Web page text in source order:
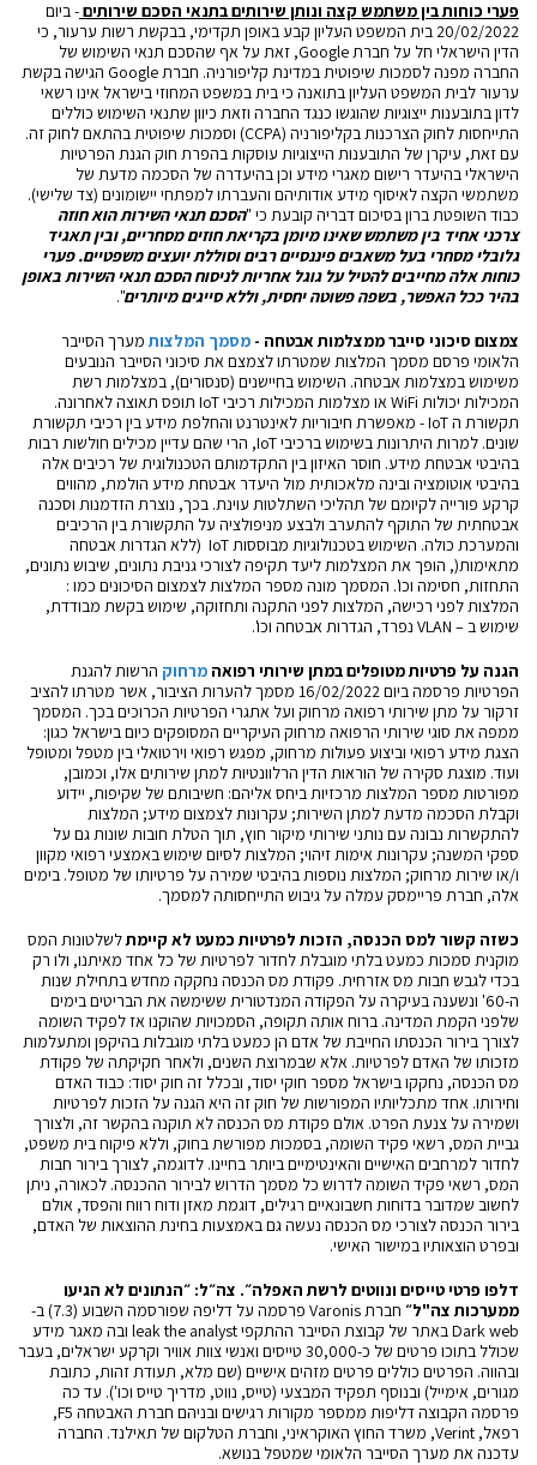
פערי כוחות בין משתמש קצה ונותן שירותים בתנאי הסכם שירותים- ביום
20/02/2022 בית המשפט העליון קבע באופן תקדימי, בבקשת רשות ערעור, כי
הדין הישראלי חל על חברת Google, זאת על אף שהסכם תנאי השימוש של
החברה מפנה לסמכות שיפוטית במדינת קליפורניה. חברת Google
הגישה בקשת
ערעורלבית המשפט העליון בתואנה כי בית במשפט המחוזי בישראל אינו רשאי
לדון בתובענות ייצוגיות שהוגשו כנגד החברה וזאת כיוון שתנאי השימוש כוללים
התייחסות לחוק הצרכנות בקליפורניה (CCPA) וסמכות שיפוטית בהתאם לחוק זה.
עם זאת, עיקרן של התובענות הייצוגיות עוסקות בהפרת חוק הגנת הפרטיות
הישראלי בהיעדר רישום מאגרי מידע וכן בהיעדרה של הסכמה מדעת של
משתמשי הקצה לאיסוף מידע אודותיהם והעברתו למפתחי יישומונים (צד שלישי).
כבוד השופטת ברון בסיכום דבריה קובעת כי "הסכם תנאי השירות הוא חוזה
צרכני אחיד בין משתמש שאינו מיומן בקריאת חוזים מסחריים, ובין תאגיד
גלובלי מסחרי בעל משאבים פיננסיים רבים וסוללת יועצים משפטיים. פערי
כוחות אלה מחייבים להטיל על גוגל אחריות לניסוח הסכם תנאי השירות באופן
בהיר ככל האפשר, בשפה פשוטה יחסית, וללא סייגים מיותרים".
צמצום סיכוני סייבר ממצלמות אבטחה - מסמך המלצותמערך הסייבר
הלאומי פרסם מסמך המלצות שמטרתו לצמצם את סיכוני הסייבר הנובעים
משימוש במצלמות אבטחה. השימוש בחיישנים (סנסורים), במצלמות רשת
המכילות יכולות WiFi או מצלמות המכילות רכיבי IoT תופס תאוצה לאחרונה.
תקשורת ה IoT - מאפשרת חיבוריות לאינטרנט והחלפת מידע בין רכיבי תקשורת
שונים. למרות היתרונות בשימוש ברכיבי IoT, הרי שהם עדיין מכילים חולשות רבות
בהיבטי אבטחת מידע. חוסר האיזון בין התקדמותם הטכנולוגית של רכיבים אלה
בהיבטי אוטומציה ובינה מלאכותית מול היעדר אבטחת מידע הולמת, מהווים
קרקע פורייה לקיומם של תהליכי השתלטות עוינת. בכך, נוצרת הזדמנות וסכנה
אבטחתית של התוקף להתערב ולבצע מניפולציה על התקשורת בין הרכיבים
והמערכת כולה. השימוש בטכנולוגיות מבוססות IoT (ללא הגדרות אבטחה
מתאימות(, הופך את המצלמות ליעד תקיפה לצורכי גניבת נתונים, שיבוש נתונים,
התחזות, חסימה וכו'. המסמך מונה מספר המלצות לצמצום הסיכונים כמו :
המלצות לפני רכישה, המלצות לפני התקנה ותחזוקה, שימוש בקשת מבודדת,
שימוש ב – VLAN נפרד, הגדרות אבטחה וכו'.
הגנה על פרטיות מטופלים במתן שירותי רפואה מרחוק הרשות להגנת
הפרטיות פרסמה ביום 16/02/2022 מסמך להערות הציבור, אשר מטרתו להציב
זרקור על מתן שירותי רפואה מרחוק ועל אתגרי הפרטיות הכרוכים בכך. המסמך
ממפה את סוגי שירותי הרפואה מרחוק העיקריים המסופקים כיום בישראל כגון:
הצגת מידע רפואי וביצוע פעולות מרחוק, מפגש רפואי וירטואלי בין מטפל ומטופל
ועוד. מוצגת סקירה של הוראות הדין הרלוונטיות למתן שירותים אלו, וכמובן,
מפורטות מספר המלצות מרכזיות ביחס אליהם: חשיבותם של שקיפות, יידוע
וקבלת הסכמה מדעת למתן השירות; עקרונות לצמצום מידע; המלצות
להתקשרות נבונה עם נותני שירותי מיקור חוץ, תוך הטלת חובות שונות גם על
ספקי המשנה; עקרונות אימות זיהוי; המלצות לסיום שימוש באמצעי רפואי מקוון
ו/או שירות מרחוק; המלצות נוספות בהיבטי שמירה על פרטיותו של מטופל. בימים
אלה, חברת פריימסק עמלה על גיבוש התייחסותה למסמך.
כשזה קשור למס הכנסה, הזכות לפרטיות כמעט לא קיימתלשלטונות המס
מוקנית סמכות כמעט בלתי מוגבלת לחדור לפרטיות של כל אחד מאיתנו, ולו רק
בכדי לגבש חבות מס אזרחית. פקודת מס הכנסה נחקקה מחדש בתחילת שנות
ה-60' ונשענה בעיקרה על הפקודה המנדטורית ששימשה את הבריטים בימים
שלפני הקמת המדינה. ברוח אותה תקופה, הסמכויות שהוקנו אז לפקיד השומה
לצורך בירור הכנסתו החייבת של אדם הן כמעט בלתי מוגבלות בהיקפן ומתעלמות
מזכותו של האדם לפרטיות. אלא שבמרוצת השנים, ולאחר חקיקתה של פקודת
מס הכנסה, נחקקו בישראל מספר חוקי יסוד, ובכלל זה חוק יסוד: כבוד האדם
וחירותו. אחד מתכליותיו המפורשות של חוק זה היא הגנה על הזכות לפרטיות
ושמירה על צנעת הפרט. אולם פקודת מס הכנסה לא תוקנה בהקשר זה, ולצורך
גביית המס, רשאי פקיד השומה, בסמכות מפורשת בחוק, וללא פיקוח בית משפט,
לחדור למרחבים האישיים והאינטימיים ביותר בחיינו. לדוגמה, לצורך בירור חבות
המס, רשאי פקיד השומה לדרוש כל מסמך הדרוש לבירור ההכנסה. לכאורה, ניתן
לחשוב שמדובר בדוחות חשבונאיים רגילים, דוגמת מאזן ודוח רווח והפסד, אולם
בירור הכנסה לצורכי מס הכנסה נעשה גם באמצעות בחינת ההוצאות של האדם,
ובפרט הוצאותיו במישור האישי.
דלפו פרטי טייסים ונווטים לרשת האפלה״. צה״ל: ״הנתונים לא הגיעו
ממערכות צה"ל״
חברת Varonis פרסמה על דליפה שפורסמה השבוע (7.3) ב-
Dark web באתר של קבוצת הסייבר ההתקפי leak the analyst ובה מאגר מידע
שכולל בתוכו פרטים של כ-30,000 טייסים ואנשי צוות אוויר וקרקע ישראלים, בעבר
ובהווה. הפרטים כוללים פרטים מזהים אישיים (שם מלא, תעודת זהות, כתובת
מגורים, אימייל) ובנוסף תפקיד המבצעי (טייס, נווט, מדריך טייס וכו'). עד כה
פרסמה הקבוצה דליפות ממספר מקורות רגישים ובניהם חברת האבטחה F5,
רפאל, Verint, משרד החוץ האוקראיני, וחברת הטלקום של תאילנד. החברה
עדכנה את מערך הסייבר הלאומי שמטפל בנושא.